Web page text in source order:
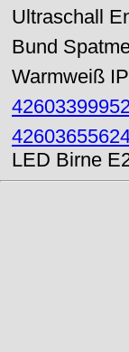
Ultraschall
Bund
Warmweiß
LED Birne